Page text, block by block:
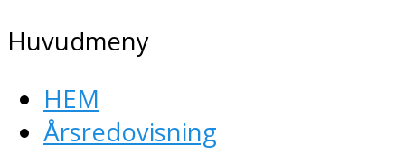
Huvudmeny
HEM
Årsredovisning